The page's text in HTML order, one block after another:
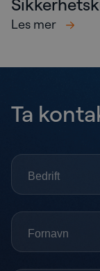
Les mer
Ta